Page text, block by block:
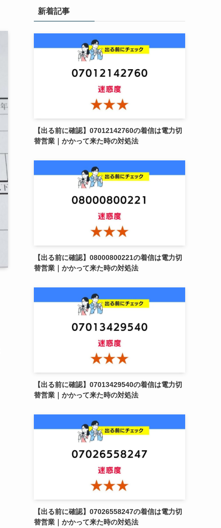
新着記事
【出る前に確認】07012142760の着信は電力切
替営業｜かかって来た時の対処法
【出る前に確認】08000800221の着信は電力切
替営業｜かかって来た時の対処法
【出る前に確認】07013429540の着信は電力切
替営業｜かかって来た時の対処法
【出る前に確認】07026558247の着信は電力切
替営業｜かかって来た時の対処法